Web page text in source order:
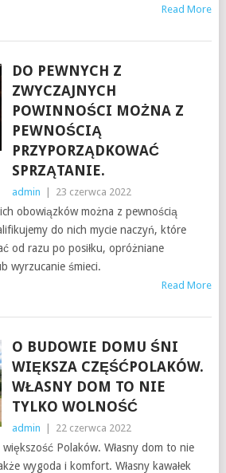
Read More
DO PEWNYCH Z
ZWYCZAJNYCH
POWINNOŚCI MOŻNA Z
PEWNOŚCIĄ
PRZYPORZĄDKOWAĆ
SPRZĄTANIE.
admin 23 czerwca 2022
obowiązków można z pewnością
do nich mycie naczyń, które
od razu po posiłku, opróżniane
wyrzucanie śmieci.
Read More
O BUDOWIE DOMU ŚNI
WIĘKSZA CZĘŚĆPOLAKÓW.
WŁASNY DOM TO NIE
TYLKO WOLNOŚĆ
admin 22 czerwca 2022
Polaków. Własny dom to nie
wygoda i komfort. Własny kawałek